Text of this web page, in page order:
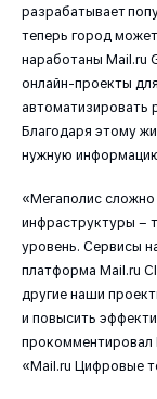
разрабатывает
теперь город
наработаны Mail.ru
онлайн-проекты
автоматизировать
Благодаря этому
нужную
«Мегаполис
инфраструктуры –
уровень. Сервисы
платформа Mail.ru
другие наши
и повысить
прокомментировал
«Mail.ru Цифровые